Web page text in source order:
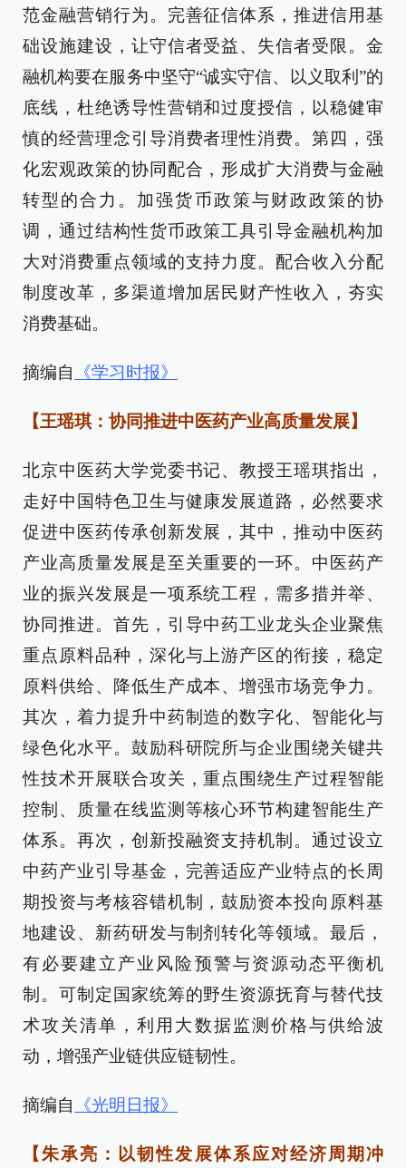
范金融营销行为。完善征信体系，推进信用基
础设施建设，让守信者受益、失信者受限。金
融机构要在服务中坚守“诚实守信、以义取利”的
底线，杜绝诱导性营销和过度授信，以稳健审
慎的经营理念引导消费者理性消费。第四，强
化宏观政策的协同配合，形成扩大消费与金融
转型的合力。加强货币政策与财政政策的协
调，通过结构性货币政策工具引导金融机构加
大对消费重点领域的支持力度。配合收入分配
制度改革，多渠道增加居民财产性收入，夯实
消费基础。
摘编自 《学习时报》
【王瑶琪：协同推进中医药产业高质量发展】
北京中医药大学党委书记、教授王瑶琪指出，
走好中国特色卫生与健康发展道路，必然要求
促进中医药传承创新发展，其中，推动中医药
产业高质量发展是至关重要的一环。中医药产
业的振兴发展是一项系统工程，需多措并举、
协同推进。首先，引导中药工业龙头企业聚焦
重点原料品种，深化与上游产区的衔接，稳定
原料供给、降低生产成本、增强市场竞争力。
其次，着力提升中药制造的数字化、智能化与
绿色化水平。鼓励科研院所与企业围绕关键共
性技术开展联合攻关，重点围绕生产过程智能
控制、质量在线监测等核心环节构建智能生产
体系。再次，创新投融资支持机制。通过设立
中药产业引导基金，完善适应产业特点的长周
期投资与考核容错机制，鼓励资本投向原料基
地建设、新药研发与制剂转化等领域。最后，
有必要建立产业风险预警与资源动态平衡机
制。可制定国家统筹的野生资源抚育与替代技
术攻关清单，利用大数据监测价格与供给波
动，增强产业链供应链韧性。
摘编自 《光明日报》
【朱承亮：以韧性发展体系应对经济周期冲